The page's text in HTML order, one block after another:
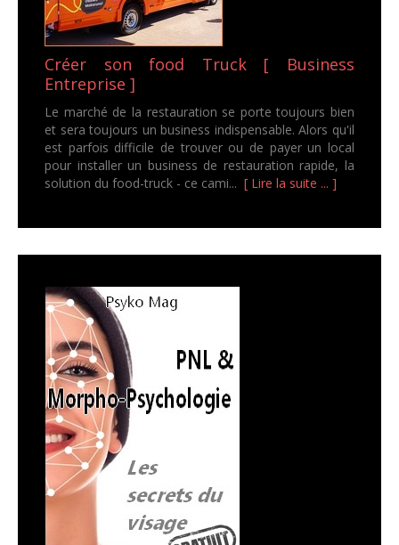
Créer son food Truck [ Business
Entreprise ]
Le marché de la restauration se porte toujours bien
et sera toujours un business indispensable. Alors qu'il
est parfois difficile de trouver ou de payer un local
pour installer un business de restauration rapide, la
solution du food-truck - ce cami... [ Lire la suite ... ]